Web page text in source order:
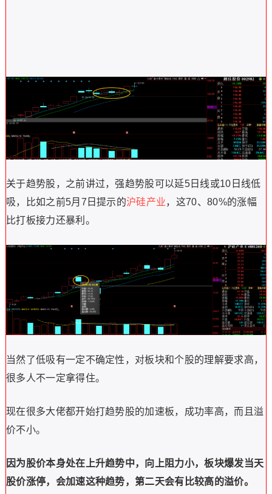
关于趋势股，之前讲过，强趋势股可以延5日线或10日线低
吸，比如之前5月7日提示的沪硅产业，这70、80%的涨幅
比打板接力还暴利。
当然了低吸有一定不确定性，对板块和个股的理解要求高，
很多人不一定拿得住。
现在很多大佬都开始打趋势股的加速板，成功率高，而且溢
价不小。
因为股价本身处在上升趋势中，向上阻力小，板块爆发当天
股价涨停，会加速这种趋势，第二天会有比较高的溢价。